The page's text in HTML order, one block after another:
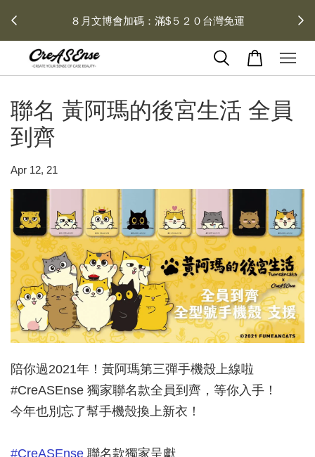
８月文博會加碼：滿$５２０台灣免運
聯名 黃阿瑪的後宮生活 全員
到齊
Apr 12, 21
陪你過2021年！黃阿瑪第三彈手機殼上線啦
#CreASEnse 獨家聯名款全員到齊，等你入手！
今年也別忘了幫手機殼換上新衣！
#CreASEnse 聯名款獨家呈獻